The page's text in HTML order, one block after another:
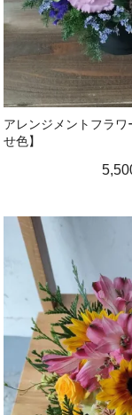
アレンジメントフラ
せ色】